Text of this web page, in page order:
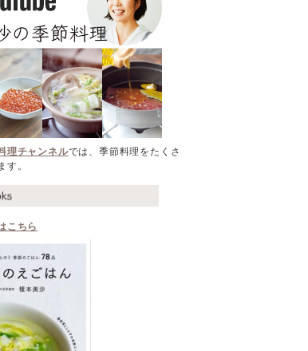
理チャンネルでは、季節料理をたくさ
。
こちら